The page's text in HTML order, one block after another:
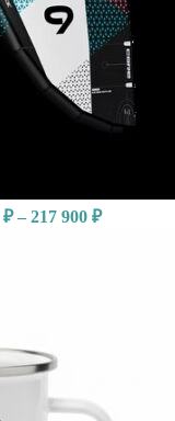
₽ – 217 900 ₽